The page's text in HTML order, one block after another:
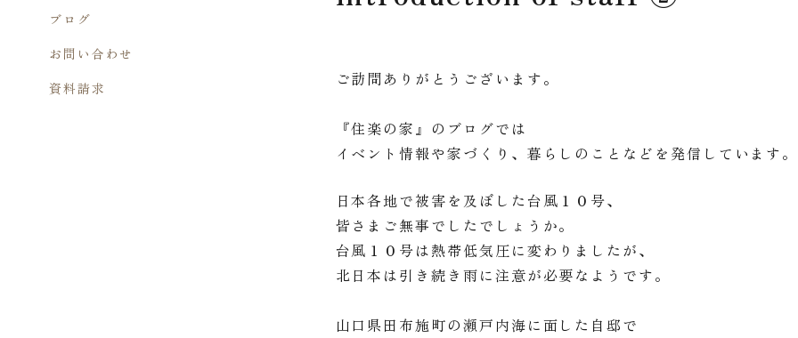
ブログ
お問い合わせ
資料請求
ご訪問ありがとうございます。
『住楽の家』のブログでは
イベント情報や家づくり、暮らしのことなどを発信しています。
日本各地で被害を及ぼした台風１０号、
皆さまご無事でしたでしょうか。
台風１０号は熱帯低気圧に変わりましたが、
北日本は引き続き雨に注意が必要なようです。
山口県田布施町の瀬戸内海に面した自邸で